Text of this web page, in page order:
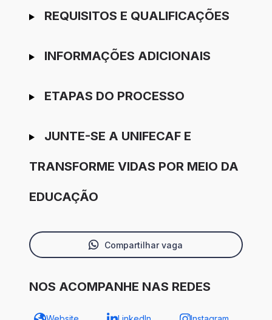
REQUISITOS E QUALIFICAÇÕES
INFORMAÇÕES ADICIONAIS
ETAPAS DO PROCESSO
JUNTE-SE A UNIFECAF E
TRANSFORME VIDAS POR MEIO DA
EDUCAÇÃO
Compartilhar vaga
NOS ACOMPANHE NAS REDES